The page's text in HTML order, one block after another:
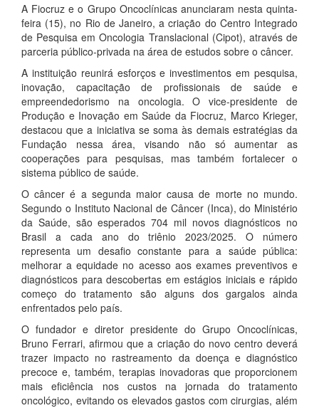
A Fiocruz e o Grupo Oncoclínicas anunciaram nesta quinta-
feira (15), no Rio de Janeiro, a criação do Centro Integrado
de Pesquisa em Oncologia Translacional (Cipot), através de
parceria público-privada na área de estudos sobre o câncer.
A instituição reunirá esforços e investimentos em pesquisa,
inovação, capacitação de profissionais de saúde e
empreendedorismo na oncologia. O vice-presidente de
Produção e Inovação em Saúde da Fiocruz, Marco Krieger,
destacou que a iniciativa se soma às demais estratégias da
Fundação nessa área, visando não só aumentar as
cooperações para pesquisas, mas também fortalecer o
sistema público de saúde.
O câncer é a segunda maior causa de morte no mundo.
Segundo o Instituto Nacional de Câncer (Inca), do Ministério
da Saúde, são esperados 704 mil novos diagnósticos no
Brasil a cada ano do triênio 2023/2025. O número
representa um desafio constante para a saúde pública:
melhorar a equidade no acesso aos exames preventivos e
diagnósticos para descobertas em estágios iniciais e rápido
começo do tratamento são alguns dos gargalos ainda
enfrentados pelo país.
O fundador e diretor presidente do Grupo Oncoclínicas,
Bruno Ferrari, afirmou que a criação do novo centro deverá
trazer impacto no rastreamento da doença e diagnóstico
precoce e, também, terapias inovadoras que proporcionem
mais eficiência nos custos na jornada do tratamento
oncológico, evitando os elevados gastos com cirurgias, além